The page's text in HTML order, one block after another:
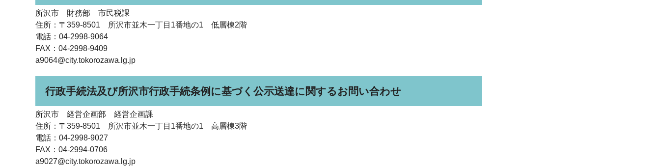
所沢市 財務部 市民税課
住所：〒359-8501 所沢市並木一丁目1番地の1 低層棟2階
電話：04-2998-9064
FAX：04-2998-9409
a9064@city.tokorozawa.lg.jp
行政手続法及び所沢市行政手続条例に基づく公示送達に関するお問い合わせ
所沢市 経営企画部 経営企画課
住所：〒359-8501 所沢市並木一丁目1番地の1 高層棟3階
電話：04-2998-9027
FAX：04-2994-0706
a9027@city.tokorozawa.lg.jp